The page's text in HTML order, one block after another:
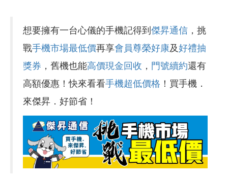
想要擁有一台心儀的手機記得到傑昇通信 ，挑
戰手機市場最低價再享會員尊榮好康及好禮抽
獎券 ，舊機也能高價現金回收 ， 門號續約還有
高額優惠！快來看看手機超低價格 ！買手機．
來傑昇．好節省！